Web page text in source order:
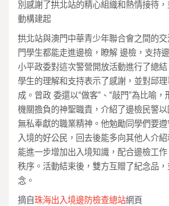
別感謝了拱北站的精心組織和熱情接待
動構建起
拱北站與澳門中華青少年聯合會之間的
門學生都能走進邊檢，瞭解 邊檢，支持
小平政委對這次警營開放活動進行了總
學生的理解和支持表示了感謝，並對邱
成。曾政 委還以“做客”、“敲門”為比喻
機關擔負的神聖職責，介紹了邊檢民警以
無私奉獻的職業精神。他勉勵同學們要
入境的好公民，回去後能多向其他人介
能進一步增加出入境知識，配合邊檢工
秩序。活動結束後，雙方互贈了紀念品
念。
摘自 珠海出入境邊防檢查總站網頁